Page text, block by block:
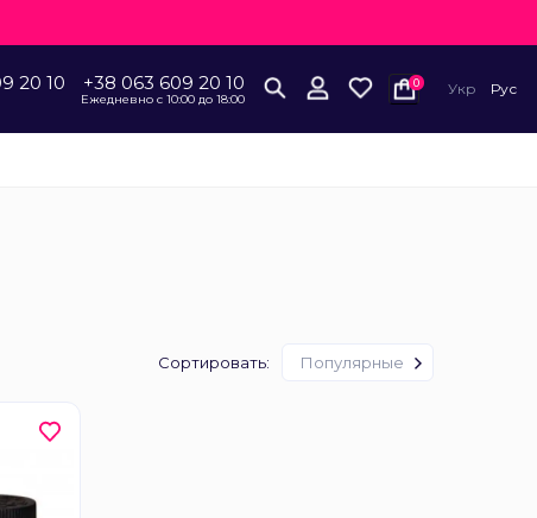
20 10 +38 063 609 20 10
Ежедневно с 10:00 до 18:00
0 Укр Рус
Сортировать: Популярные